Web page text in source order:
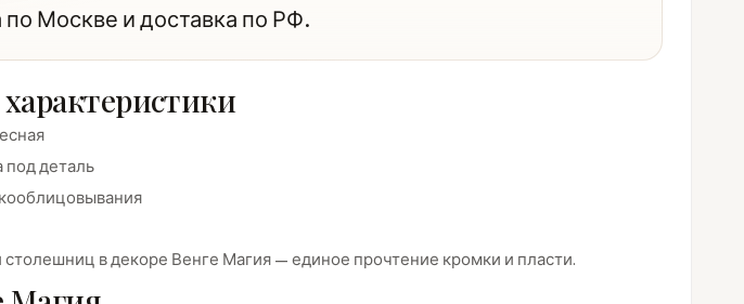
по Москве и доставка по РФ.
деталь
в декоре Венге Магия — единое прочтение кромки и пласти.